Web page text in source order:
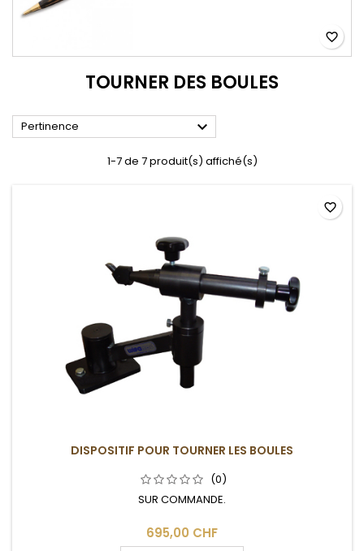
favorite_border
TOURNER DES BOULES
Pertinence 
1-7 de 7 produit(s) affiché(s)
DISPOSITIF POUR TOURNER LES BOULES
(0)
SUR COMMANDE.
695,00 CHF
favorite_border